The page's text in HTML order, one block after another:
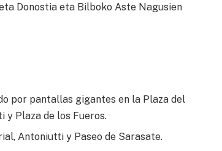
Donostia eta Bilboko Aste Nagusien
por pantallas gigantes en la Plaza del
y Plaza de los Fueros.
Antoniutti y Paseo de Sarasate.